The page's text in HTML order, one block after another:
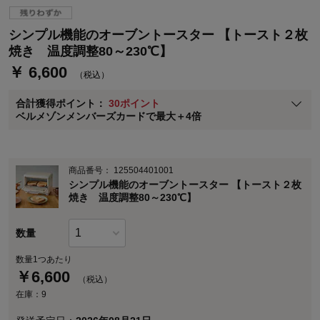
シンプル機能のオーブントースター 【トースト２枚
焼き 温度調整80～230℃】
￥ 6,600 （税込）
合計獲得ポイント： 30ポイント
ベルメゾンメンバーズカードで最大＋4倍
通常商品送料無料 返品引取無料（JCBのみ）
即時入会なら更に500円OFFクーポンプレゼント
※メンバーズカードの加算ポイントはステージ倍率適用前の基本ポイント
に対して適用されます。
商品番号： 125504401001
シンプル機能のオーブントースター 【トースト２枚
焼き 温度調整80～230℃】
数量
数量1つあたり
￥ 6,600
（税込）
在庫：9